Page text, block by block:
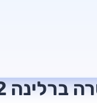
2012 חוות דעת